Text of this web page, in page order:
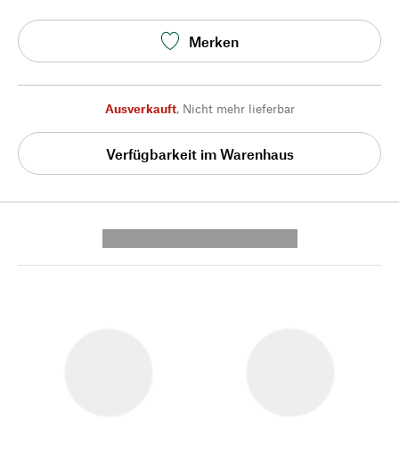
Merken
Ausverkauft, Nicht mehr lieferbar
Verfügbarkeit im Warenhaus